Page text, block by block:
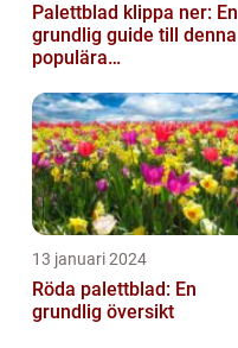
Palettblad klippa ner: En
grundlig guide till denna
populära
13 januari 2024
Röda palettblad: En
grundlig översikt